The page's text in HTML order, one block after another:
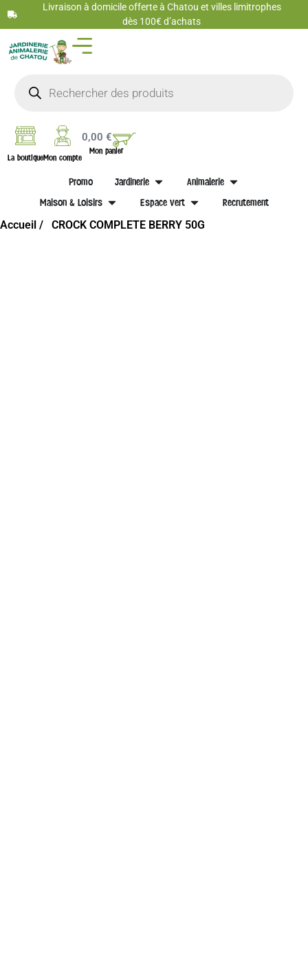
Livraison à domicile offerte à Chatou et villes limitrophes
dès 100€ d’achats
La boutiqueMon compte
0,00€
Mon panier
Promo Jardinerie
Animalerie
Maison & Loisirs
Espace vert Recrutement
Accueil / CROCK COMPLETE BERRY 50G